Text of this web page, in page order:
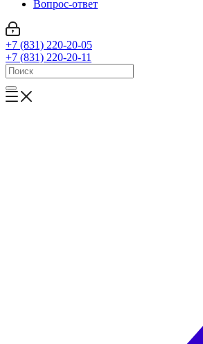
Вопрос-ответ
+7 (831) 220-20-05
+7 (831) 220-20-11